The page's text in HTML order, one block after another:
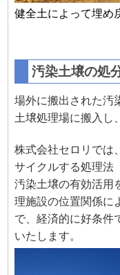
健全土によって埋め
汚染土壌の処
場外に搬出された汚
土壌処理場に搬入し
株式会社セロリでは
サイクルする処理法
汚染土壌の有効活用
理施設の位置関係に
で、経済的に好条件
いたします。